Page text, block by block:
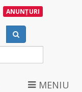
ANUNȚURI
MENIU